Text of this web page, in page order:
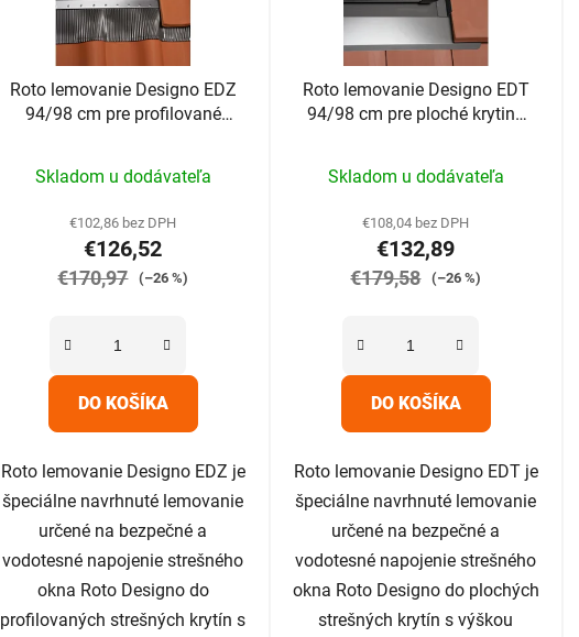
Roto lemovanie Designo EDZ
94/98 cm pre profilované
hodnotenie
produktu
je
5,0
Skladom u dodávateľa
€102,86 bez DPH
€126,52
€170,97 (–26 %)
DO KOŠÍKA
Roto lemovanie Designo EDZ je
špeciálne navrhnuté lemovanie
určené na bezpečné a
vodotesné napojenie strešného
okna Roto Designo do
profilovaných strešných krytín s
Roto lemovanie Designo EDT
94/98 cm pre ploché krytiny
hodnotenie
produktu
je
5,0
Skladom u dodávateľa
€108,04 bez DPH
€132,89
€179,58 (–26 %)
DO KOŠÍKA
Roto lemovanie Designo EDT je
špeciálne navrhnuté lemovanie
určené na bezpečné a
vodotesné napojenie strešného
okna Roto Designo do plochých
strešných krytín s výškou